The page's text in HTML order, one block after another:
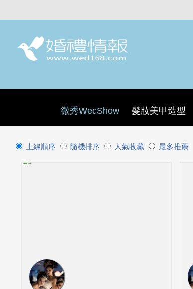
微秀WedShow 髮妝美甲造型
上線順序 隨機排序 人氣收藏 最多推薦